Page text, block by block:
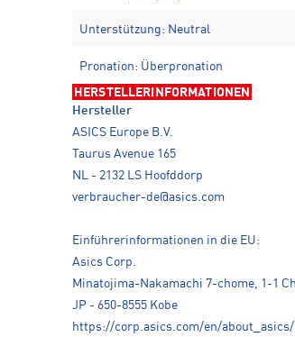
Unterstützung: Neutral
Pronation: Überpronation
HERSTELLERINFORMATIONEN
Hersteller
ASICS Europe B.V.
Taurus Avenue 165
NL - 2132 LS Hoofddorp
verbraucher-de@asics.com
Einführerinformationen in die EU:
Asics Corp.
Minatojima-Nakamachi 7-chome, 1-1
JP - 650-8555 Kobe
https://corp.asics.com/en/